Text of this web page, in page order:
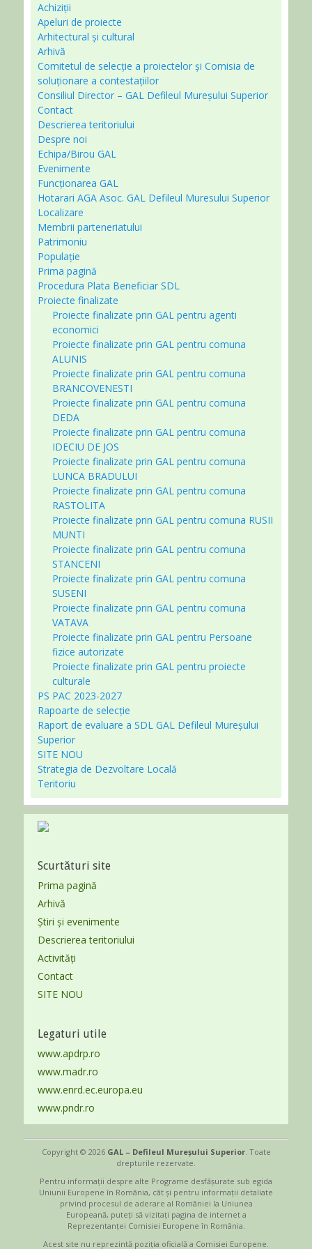
Achiziții
Apeluri de proiecte
Arhitectural și cultural
Arhivă
Comitetul de selecție a proiectelor și Comisia de
soluționare a contestațiilor
Consiliul Director – GAL Defileul Mureșului Superior
Contact
Descrierea teritoriului
Despre noi
Echipa/Birou GAL
Evenimente
Funcționarea GAL
Hotarari AGA Asoc. GAL Defileul Muresului Superior
Localizare
Membrii parteneriatului
Patrimoniu
Populație
Prima pagină
Procedura Plata Beneficiar SDL
Proiecte finalizate
Proiecte finalizate prin GAL pentru agenti
economici
Proiecte finalizate prin GAL pentru comuna
ALUNIS
Proiecte finalizate prin GAL pentru comuna
BRANCOVENESTI
Proiecte finalizate prin GAL pentru comuna
DEDA
Proiecte finalizate prin GAL pentru comuna
IDECIU DE JOS
Proiecte finalizate prin GAL pentru comuna
LUNCA BRADULUI
Proiecte finalizate prin GAL pentru comuna
RASTOLITA
Proiecte finalizate prin GAL pentru comuna RUSII
MUNTI
Proiecte finalizate prin GAL pentru comuna
STANCENI
Proiecte finalizate prin GAL pentru comuna
SUSENI
Proiecte finalizate prin GAL pentru comuna
VATAVA
Proiecte finalizate prin GAL pentru Persoane
fizice autorizate
Proiecte finalizate prin GAL pentru proiecte
culturale
PS PAC 2023-2027
Rapoarte de selecție
Raport de evaluare a SDL GAL Defileul Mureșului
Superior
SITE NOU
Strategia de Dezvoltare Locală
Teritoriu
Scurtături site
Prima pagină
Arhivă
Știri și evenimente
Descrierea teritoriului
Activități
Contact
SITE NOU
Legaturi utile
www.apdrp.ro
www.madr.ro
www.enrd.ec.europa.eu
www.pndr.ro
Copyright © 2026 GAL – Defileul Mureșului Superior. Toate
drepturile rezervate.
Pentru informații despre alte Programe desfășurate sub egida
Uniunii Europene în România, cât şi pentru informaţii detaliate
privind procesul de aderare al României la Uniunea
Europeană, puteţi să vizitaţi pagina de internet a
Reprezentanţei Comisiei Europene în România.
Acest site nu reprezintă poziţia oficială a Comisiei Europene.